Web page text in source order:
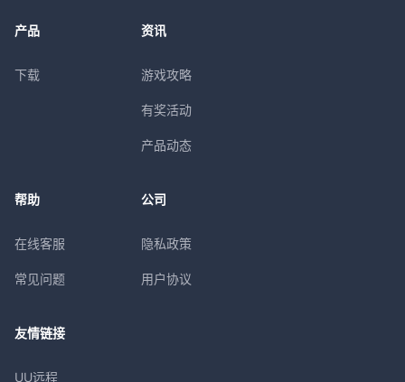
产品
下载
资讯
游戏攻略
有奖活动
产品动态
帮助
在线客服
常见问题
公司
隐私政策
用户协议
友情链接
UU远程